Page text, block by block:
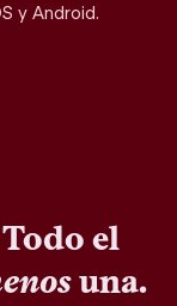
y Android.
el
una.